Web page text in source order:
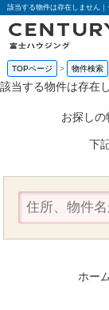
該当する物件は存在しません
TOPページ 物件検索
該当する物件は存在
お探しの
下
ホー